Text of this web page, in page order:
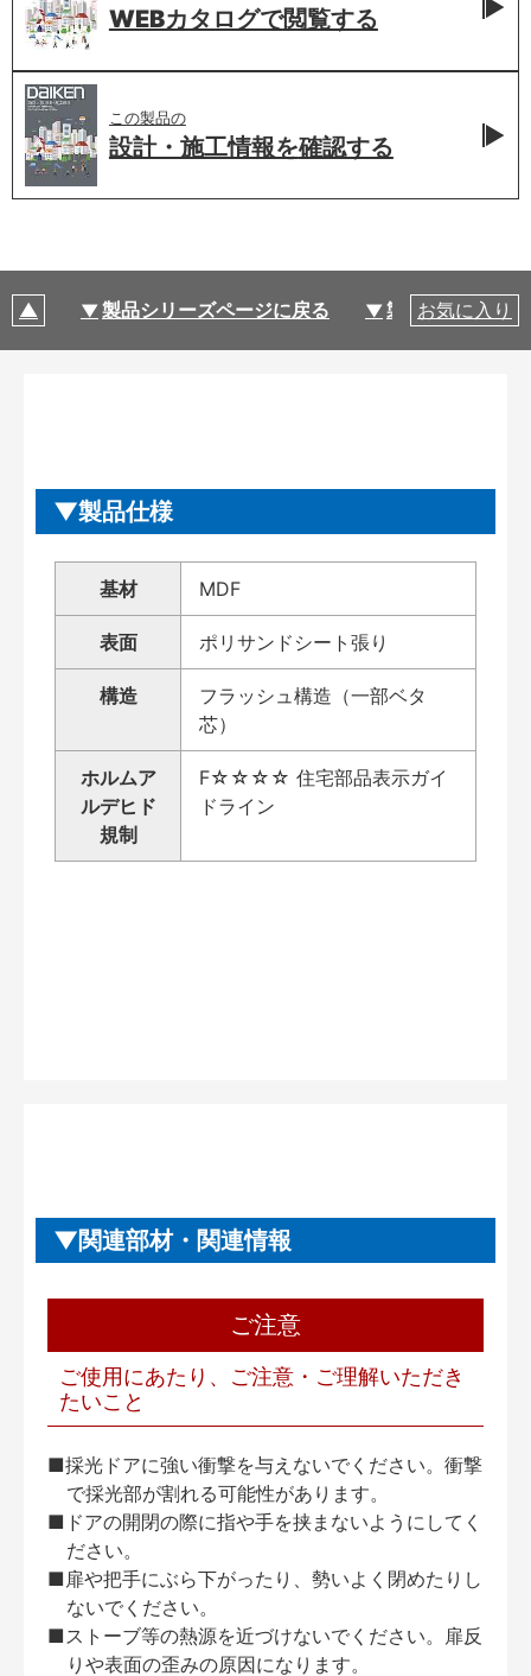
WEBカタログで閲覧する
この製品の
設計・施工情報を確認する
製品シリーズページに戻る 製品仕様
お気に入り
製品仕様
基材 MDF
表面 ポリサンドシート張り
構造
フラッシュ構造（一部ベタ
芯）
ホルムア
ルデヒド
規制
F☆☆☆☆ 住宅部品表示ガイ
ドライン
関連部材・関連情報
ご注意
ご使用にあたり、ご注意・ご理解いただき
たいこと
■採光ドアに強い衝撃を与えないでください。衝撃
で採光部が割れる可能性があります。
■ドアの開閉の際に指や手を挟まないようにしてく
ださい。
■扉や把手にぶら下がったり、勢いよく閉めたりし
ないでください。
■ストーブ等の熱源を近づけないでください。扉反
りや表面の歪みの原因になります。